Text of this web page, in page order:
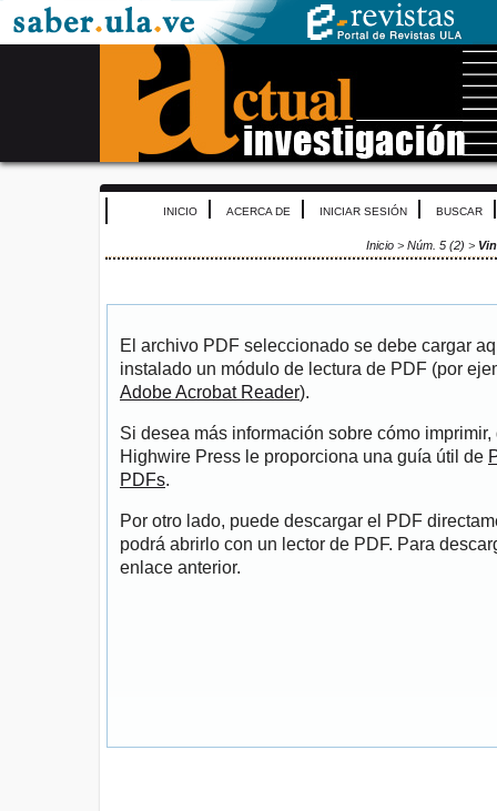
INICIO ACERCA DE INICIAR SESIÓN BUSCAR
Inicio > Núm. 5 (2) >
El archivo PDF seleccionado se debe cargar
instalado un módulo de lectura de PDF (por
Adobe Acrobat Reader).
Si desea más información sobre cómo
Highwire Press le proporciona una guía útil de
PDFs.
Por otro lado, puede descargar el PDF
podrá abrirlo con un lector de PDF. Para
enlace anterior.